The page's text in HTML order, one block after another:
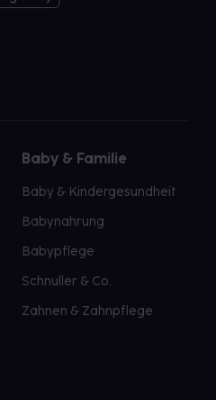
Baby & Familie
Baby & Kindergesundheit
Babynahrung
Babypflege
Schnuller & Co.
Zahnen & Zahnpflege